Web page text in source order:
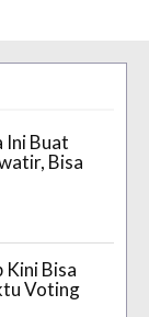
Ini Buat
Bisa
Kini Bisa
Voting